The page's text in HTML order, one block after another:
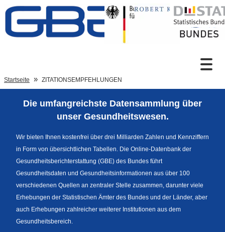
Zum Inhalt
Sprachumschaltung
Fußzeile
Startseite ZITATIONSEMPFEHLUNGEN
Die umfangreichste Datensammlung über
unser Gesundheitswesen.
Wir bieten Ihnen kostenfrei über drei Milliarden Zahlen und Kennziffern
in Form von übersichtlichen Tabellen. Die Online-Datenbank der
Gesundheitsberichterstattung (GBE) des Bundes führt
Gesundheitsdaten und Gesundheitsinformationen aus über 100
verschiedenen Quellen an zentraler Stelle zusammen, darunter viele
Erhebungen der Statistischen Ämter des Bundes und der Länder, aber
auch Erhebungen zahlreicher weiterer Institutionen aus dem
Gesundheitsbereich.